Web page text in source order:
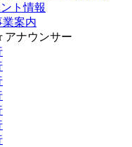
ト情報
業案内
アナウンサー